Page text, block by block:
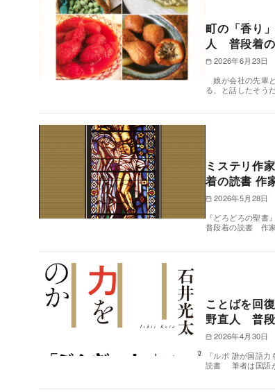
町の「香り
人 普段着
2026年6月23日
娘が会社の先輩
る、と話したそう
ミステリ作
着の読書 作
2026年5月28日
『どろどろの聖
普段着の読書 作
ことばを回
野直人 普
2026年4月30日
『ルポ 誰が国語
読書 筆者は国語